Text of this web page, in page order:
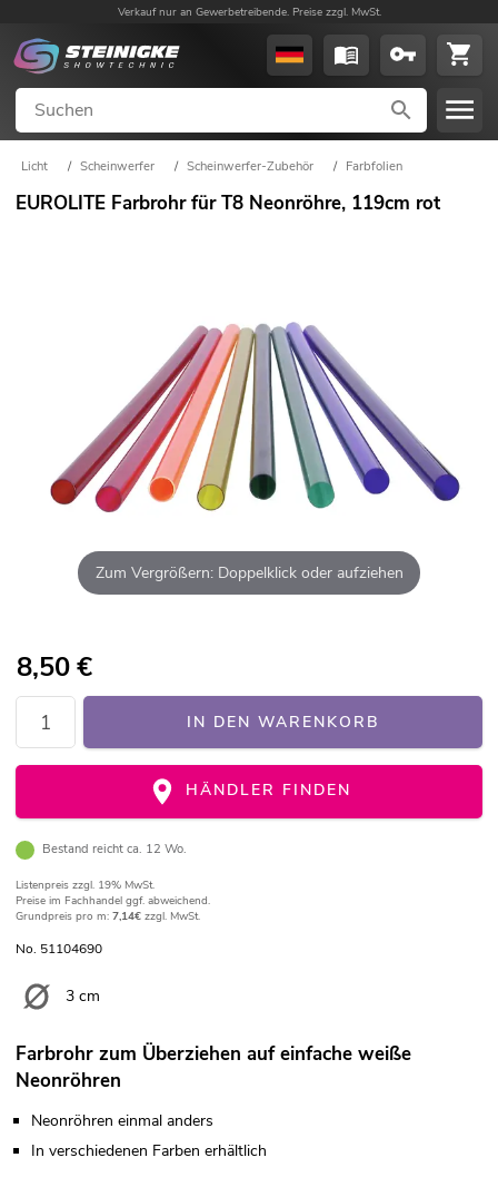
Verkauf nur an Gewerbetreibende. Preise zzgl. MwSt.
Licht / Scheinwerfer / Scheinwerfer-Zubehör / Farbfolien
EUROLITE Farbrohr für T8 Neonröhre, 119cm rot
Zum Vergrößern: Doppelklick oder aufziehen
8,50€
IN DEN WARENKORB
HÄNDLER FINDEN
Bestand reicht ca. 12 Wo.
Listenpreis zzgl. 19% MwSt.
Preise im Fachhandel ggf. abweichend.
Grundpreis pro m: 7,14€ zzgl. MwSt.
No. 51104690
3 cm
Farbrohr zum Überziehen auf einfache weiße
Neonröhren
Neonröhren einmal anders
In verschiedenen Farben erhältlich